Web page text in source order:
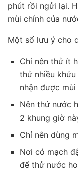
phút rồi ngửi lại.
mùi chính của
Một số lưu ý cho
Chỉ nên thử ít
thử nhiều
nhận được
Nên thử nước
2 khung giờ
Chỉ nên dùng
Nơi có mạch
để thử nước